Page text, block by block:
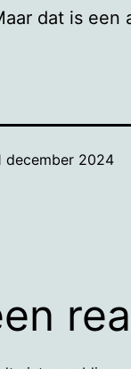
dat is een
december 2024